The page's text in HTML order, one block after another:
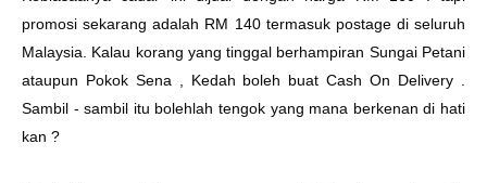
promosi sekarang adalah RM 140 termasuk postage di seluruh
Malaysia. Kalau korang yang tinggal berhampiran Sungai Petani
ataupun Pokok Sena , Kedah boleh buat Cash On Delivery .
Sambil - sambil itu bolehlah tengok yang mana berkenan di hati
kan ?